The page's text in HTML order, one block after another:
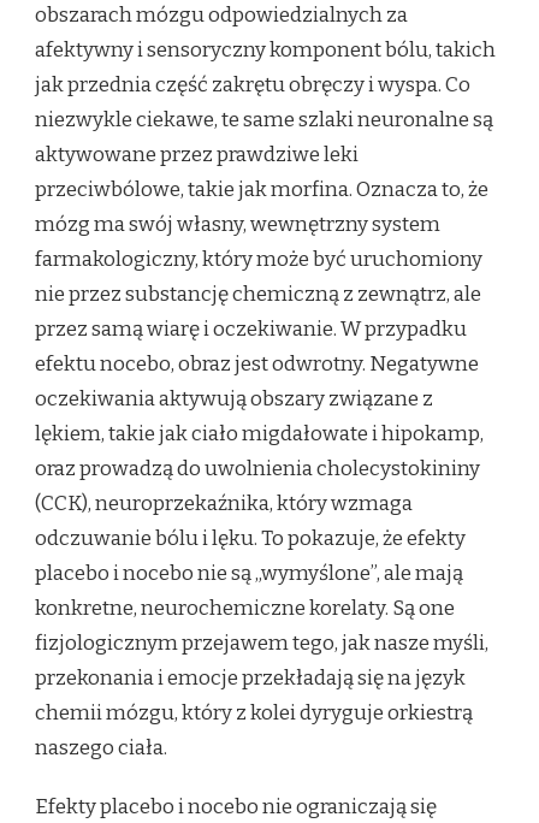
obszarach mózgu odpowiedzialnych za
afektywny i sensoryczny komponent bólu, takich
jak przednia część zakrętu obręczy i wyspa. Co
niezwykle ciekawe, te same szlaki neuronalne są
aktywowane przez prawdziwe leki
przeciwbólowe, takie jak morfina. Oznacza to, że
mózg ma swój własny, wewnętrzny system
farmakologiczny, który może być uruchomiony
nie przez substancję chemiczną z zewnątrz, ale
przez samą wiarę i oczekiwanie. W przypadku
efektu nocebo, obraz jest odwrotny. Negatywne
oczekiwania aktywują obszary związane z
lękiem, takie jak ciało migdałowate i hipokamp,
oraz prowadzą do uwolnienia cholecystokininy
(CCK), neuroprzekaźnika, który wzmaga
odczuwanie bólu i lęku. To pokazuje, że efekty
placebo i nocebo nie są „wymyślone”, ale mają
konkretne, neurochemiczne korelaty. Są one
fizjologicznym przejawem tego, jak nasze myśli,
przekonania i emocje przekładają się na język
chemii mózgu, który z kolei dyryguje orkiestrą
naszego ciała.
Efekty placebo i nocebo nie ograniczają się